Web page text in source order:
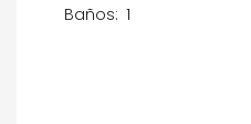
Baños: 1